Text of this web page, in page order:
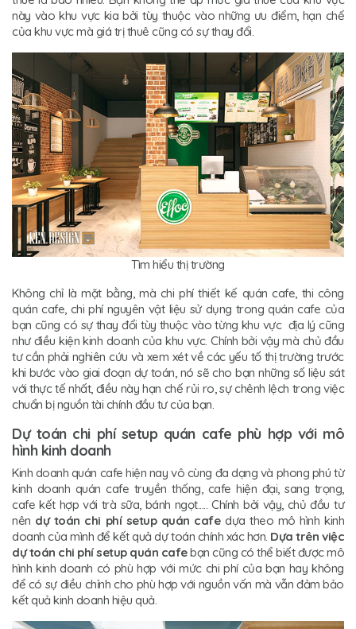
này vào khu vực kia bởi tùy thuộc vào những ưu điểm, hạn chế
của khu vực mà giá trị thuê cũng có sự thay đổi.
Tìm hiểu thị trường
Không chỉ là mặt bằng, mà chi phí thiết kế quán cafe, thi công
quán cafe, chi phí nguyên vật liệu sử dụng trong quán cafe của
bạn cũng có sự thay đổi tùy thuộc vào từng khu vực địa lý cũng
như điều kiện kinh doanh của khu vực. Chính bởi vậy mà chủ đầu
tư cần phải nghiên cứu và xem xét về các yếu tố thị trường trước
khi bước vào giai đoạn dự toán, nó sẽ cho bạn những số liệu sát
với thực tế nhất, điều này hạn chế rủi ro, sự chênh lệch trong việc
chuẩn bị nguồn tài chính đầu tư của bạn.
Dự toán chi phí setup quán cafe phù hợp với mô
hình kinh doanh
Kinh doanh quán cafe hiện nay vô cùng đa dạng và phong phú từ
kinh doanh quán cafe truyền thống, cafe hiện đại, sang trọng,
cafe kết hợp với trà sữa, bánh ngọt..... Chính bởi vậy, chủ đầu tư
nên dự toán chi phí setup quán cafedựa theo mô hình kinh
doanh của mình để kết quả dự toán chính xác hơn. Dựa trên việc
dự toán chi phí setup quán cafebạn cũng có thể biết được mô
hình kinh doanh có phù hợp với mức chi phí của bạn hay không
để có sự điều chỉnh cho phù hợp với nguồn vốn mà vẫn đảm bảo
kết quả kinh doanh hiệu quả.